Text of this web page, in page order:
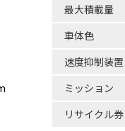
最大積載量
車体色
速度抑制装置
ミッション
リサイクル券